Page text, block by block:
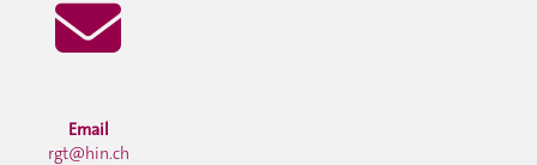
Email
rgt@hin.ch